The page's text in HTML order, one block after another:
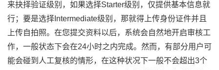
来抉择验证级别，如果选择Starter级别，仅提供基本信息就
行；要是选择Intermediate级别，那就得上传身份证件并且
上传自拍照。在您提交资料以后，系统会自然地开启审核工
作，一般状态下会在24小时之内完成。然而，有部分用户可
能会碰到人工复核的情形，在这种状况下一般不会超出3个